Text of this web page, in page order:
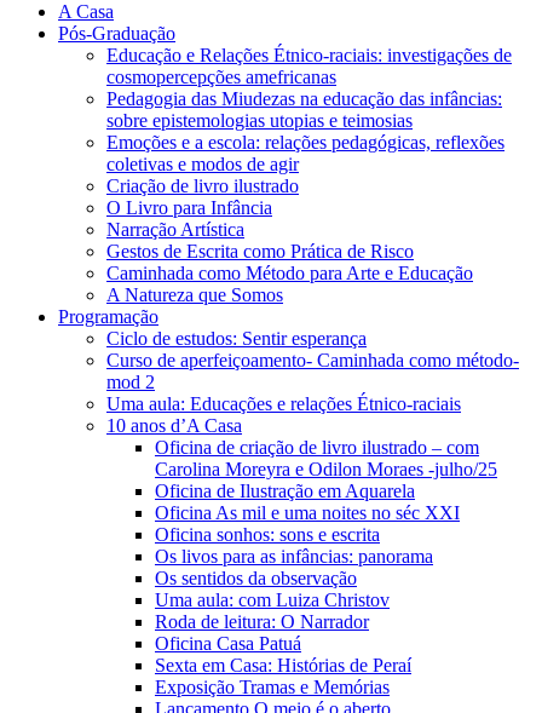
A Casa
Pós-Graduação
Educação e Relações Étnico-raciais: investigações de
cosmopercepções amefricanas
Pedagogia das Miudezas na educação das infâncias:
sobre epistemologias utopias e teimosias
Emoções e a escola: relações pedagógicas, reflexões
coletivas e modos de agir
Criação de livro ilustrado
O Livro para Infância
Narração Artística
Gestos de Escrita como Prática de Risco
Caminhada como Método para Arte e Educação
A Natureza que Somos
Programação
Ciclo de estudos: Sentir esperança
Curso de aperfeiçoamento- Caminhada como método-
mod 2
Uma aula: Educações e relações Étnico-raciais
10 anos d’A Casa
Oficina de criação de livro ilustrado – com
Carolina Moreyra e Odilon Moraes -julho/25
Oficina de Ilustração em Aquarela
Oficina As mil e uma noites no séc XXI
Oficina sonhos: sons e escrita
Os livos para as infâncias: panorama
Os sentidos da observação
Uma aula: com Luiza Christov
Roda de leitura: O Narrador
Oficina Casa Patuá
Sexta em Casa: Histórias de Peraí
Exposição Tramas e Memórias
Lançamento O meio é o aberto